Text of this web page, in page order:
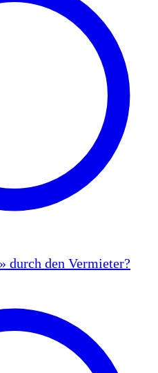
durch den Vermieter?